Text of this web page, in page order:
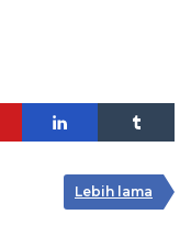
Lebih lama